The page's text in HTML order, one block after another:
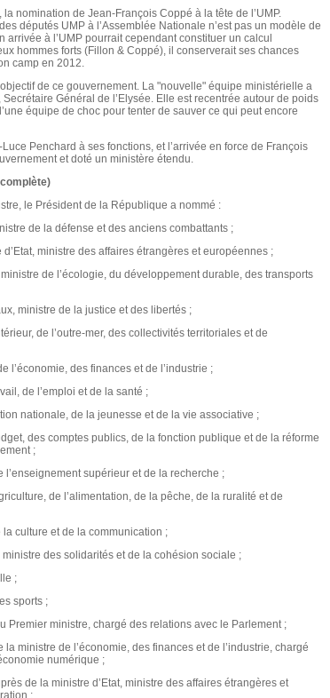
nomination de Jean-François Coppé à la tête de l’UMP.
députés UMP à l’Assemblée Nationale n’est pas un modèle de
arrivée à l’UMP pourrait cependant constituer un calcul
hommes forts (Fillon & Coppé), il conserverait ses chances
camp en 2012.
de ce gouvernement. La "nouvelle" équipe ministérielle a
Général de l’Elysée. Elle est recentrée autour de poids
équipe de choc pour tenter de sauver ce qui peut encore
Penchard à ses fonctions, et l’arrivée en force de François
et doté un ministère étendu.
le Président de la République a nommé :
de la défense et des anciens combattants ;
ministre des affaires étrangères et européennes ;
de l’écologie, du développement durable, des transports
ministre de la justice et des libertés ;
de l’outre-mer, des collectivités territoriales et de
l’économie, des finances et de l’industrie ;
de l’emploi et de la santé ;
nationale, de la jeunesse et de la vie associative ;
des comptes publics, de la fonction publique et de la réforme
;
l’enseignement supérieur et de la recherche ;
de l’alimentation, de la pêche, de la ruralité et de
culture et de la communication ;
des solidarités et de la cohésion sociale ;
;
sports ;
Premier ministre, chargé des relations avec le Parlement ;
la ministre de l’économie, des finances et de l’industrie, chargé
numérique ;
de la ministre d’Etat, ministre des affaires étrangères et
;